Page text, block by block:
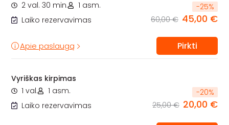
2 val. 30 min.
1 asm.
Laiko rezervavimas
-25%
60,00 € 45,00 €
Apie paslaugą Pirkti
Vyriškas kirpimas
1 val.
1 asm.
Laiko rezervavimas
-20%
25,00 € 20,00 €